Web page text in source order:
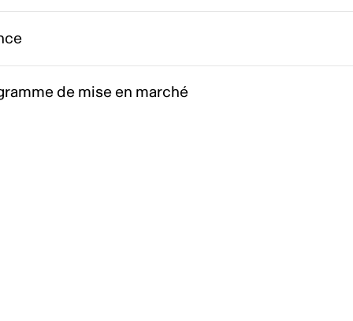
de mise en marché